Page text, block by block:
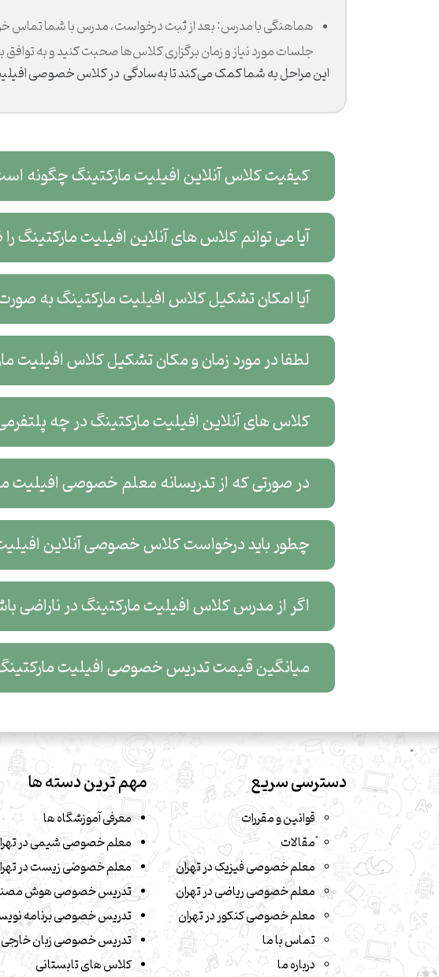
هماهنگی با مدرس: بعد از ثبت درخواست، مدرس با شما تماس
جلسات مورد نیاز و زمان برگزاری کلاس‌ها صحبت کنید و به توافق
این مراحل به شما کمک می‌کند تا به‌سادگی در کلاس خصوصی افیلیت
کیفیت کلاس آنلاین افیلیت مارکتینگ چگونه است؟
آیا می توانم کلاس های آنلاین افیلیت مارکتینگ را ضبط کنم؟
آیا امکان تشکیل کلاس افیلیت مارکتینگ به صورت گروهی وجود دارد؟
لطفا در مورد زمان و مکان تشکیل کلاس افیلیت مارکتینگ
کلاس های آنلاین افیلیت مارکتینگ در چه پلتفرمی برگزار می شود؟
در صورتی که از تدریسانه معلم خصوصی افیلیت مارکتینگ بگیرم، آیا به نتیجه
چطور باید درخواست کلاس خصوصی آنلاین افیلیت
اگر از مدرس کلاس افیلیت مارکتینگ در ناراضی باشم، آیا می توانم مدرس دیگری را انتخاب کنم؟
میانگین قیمت تدریس خصوصی افیلیت مارکتینگ چقدر
دسترسی سریع
قوانین و مقررات
مقالات
معلم خصوصی فیزیک در تهران
معلم خصوصی ریاضی در تهران
معلم خصوصی کنکور در تهران
تماس با ما
درباره ما
مهم ترین دسته ها
معرفی آموزشگاه ها
معلم خصوصی شیمی در
معلم خصوصی زیست در
تدریس خصوصی هوش
تدریس خصوصی برنامه
تدریس خصوصی زبان خارجی
کلاس های تابستانی